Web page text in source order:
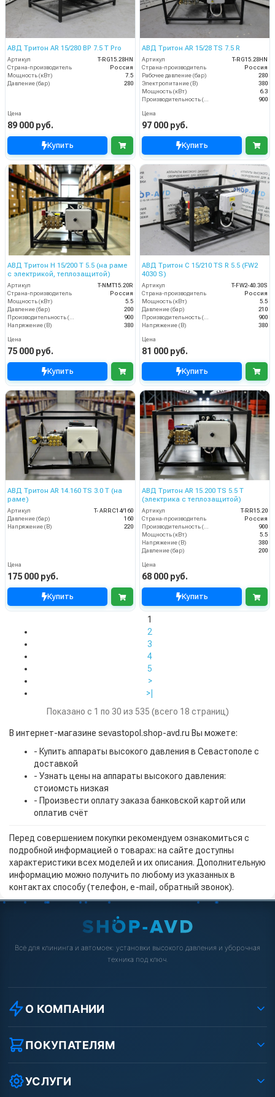
АВД Тритон AR 15/280 BP 7.5 T Pro
Артикул
T-RG15.28HN
Страна-производитель
Россия
Мощность (кВт)
7.5
Давление (бар)
280
Цена
89 000 руб.
Купить
АВД Тритон AR 15/28 TS 7.5 R
Артикул
T-RG15.28HN
Страна-производитель
Россия
Рабочее давление (бар)
280
Электропитание (В)
380
Мощность (кВт)
6.3
900
Цена
97 000 руб.
Купить
АВД Тритон H 15/200 T 5.5 (на раме
с электрикой, теплозащитой)
Артикул
T-NMT15.20R
Страна-производитель
Россия
Мощность (кВт)
5.5
Давление (бар)
200
900
Напряжение (В)
380
Цена
75 000 руб.
Купить
АВД Тритон C 15/210 TS R 5.5 (FW2
4030 S)
Артикул
T-FW2-40.30S
Страна-производитель
Россия
Мощность (кВт)
5.5
Давление (бар)
210
900
Напряжение (В)
380
Цена
81 000 руб.
Купить
АВД Тритон AR 14.160 TS 3.0 Т (на
раме)
Артикул
T- ARRC14/160
Давление (бар)
160
Напряжение (В)
220
Цена
175 000 руб.
Купить
АВД Тритон AR 15.200 TS 5.5 Т
(электрика с теплозащитой)
Артикул
T-RR15.20
Страна-производитель
Россия
Производительность (л/ч)
900
Мощность (кВт)
5.5
Напряжение (В)
380
Давление (бар)
200
Цена
68 000 руб.
Купить
1
2
3
4
5
>
>|
Показано с 1 по 30 из 535 (всего 18 страниц)
В интернет-магазине sevastopol.shop-avd.ru Вы можете:
- Купить аппараты высокого давления в Севастополе с
доставкой
- Узнать цены на аппараты высокого давления:
стоиомсть низкая
- Произвести оплату заказа банковской картой или
оплатив счёт
Перед совершением покупки рекомендуем ознакомиться с
подробной информацией о товарах: на сайте доступны
характеристики всех моделей и их описания. Дополнительную
информацию можно получить по любому из указанных в
контактах способу (телефон, e-mail, обратный звонок).
Всё для клининга и автомоек: установки высокого давления и уборочная
техника под ключ.
О КОМПАНИИ
О компании
Реквизиты ООО «Шоп АВД»
Условия соглашения
Вакансии
ПОКУПАТЕЛЯМ
Как заказать?
Оплата
УСЛУГИ